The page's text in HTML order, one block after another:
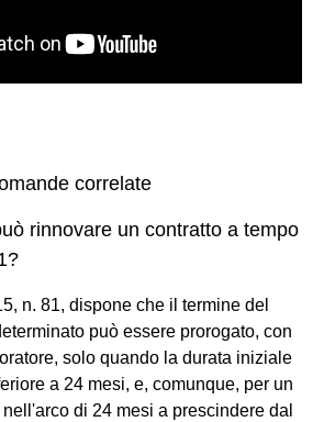
correlate
rinnovare un contratto a tempo
n. 81, dispone che il termine del
può essere prorogato, con
solo quando la durata iniziale
a 24 mesi, e, comunque, per un
di 24 mesi a prescindere dal